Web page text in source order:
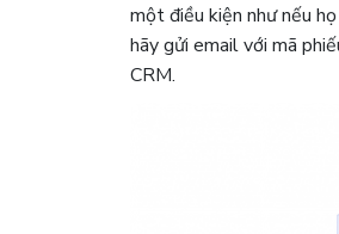
một điều kiện như nếu
hãy gửi email với mã
CRM.